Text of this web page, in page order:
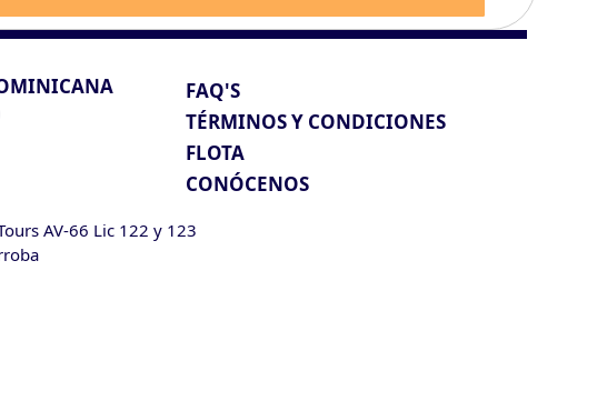
FAQ'S
TÉRMINOS Y CONDICIONES
FLOTA
CONÓCENOS
AV-66 Lic 122 y 123